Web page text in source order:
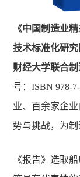
《中国制造业
技术标准化研
财经大学联合
号：ISBN 978-
业、百余家企
势与挑战，为
《报告》选取